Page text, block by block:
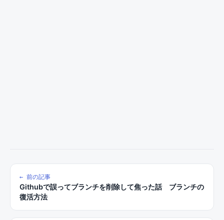
← 前の記事
Githubで誤ってブランチを削除して焦った話 ブランチの
復活方法